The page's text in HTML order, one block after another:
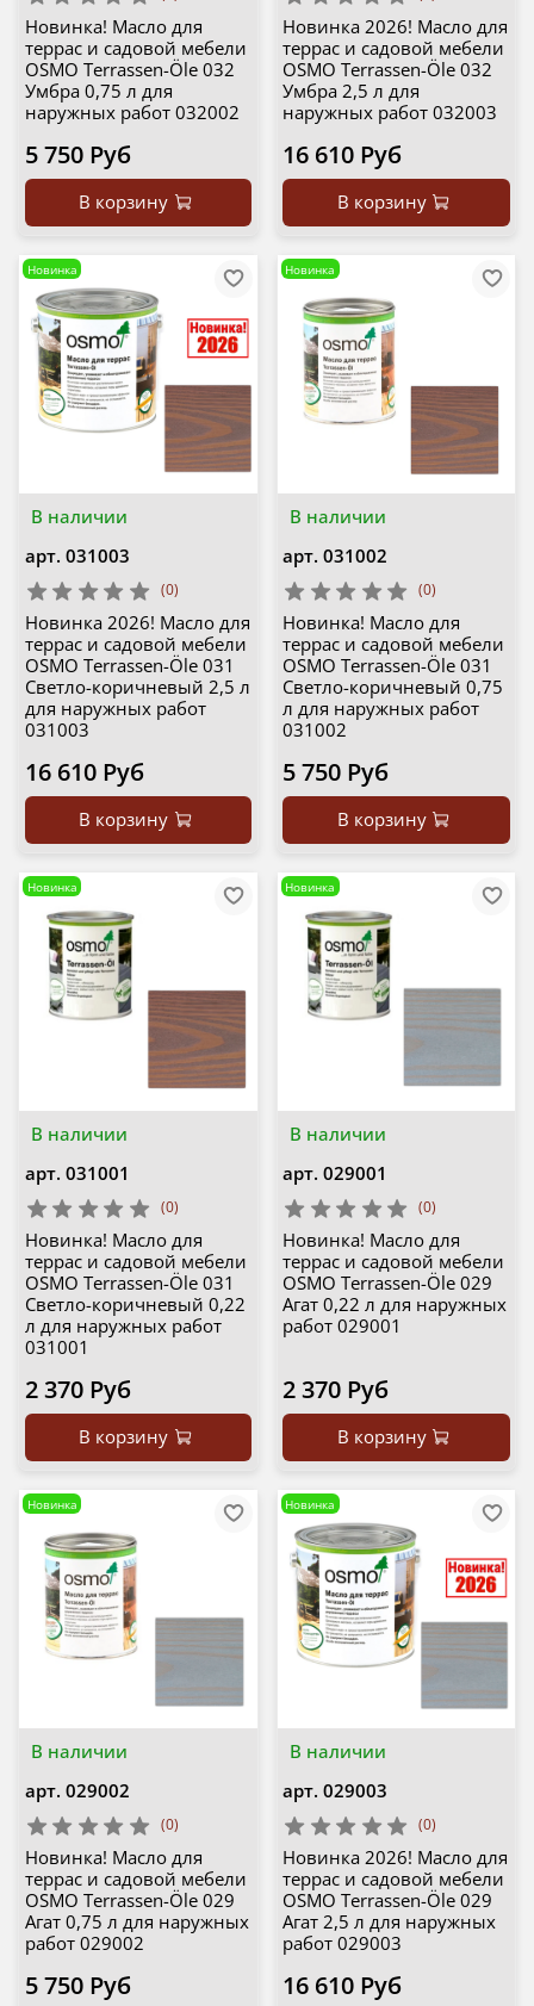
Новинка! Масло для
террас и садовой мебели
OSMO Terrassen-Öle 032
Умбра 0,75 л для
наружных работ 032002
5 750 Руб
В корзину
Новинка 2026! Масло для
террас и садовой мебели
OSMO Terrassen-Öle 032
Умбра 2,5 л для
наружных работ 032003
16 610 Руб
В корзину
В наличии
Новинка
арт. 031003
(0)
Новинка 2026! Масло для
террас и садовой мебели
OSMO Terrassen-Öle 031
Светло-коричневый 2,5 л
для наружных работ
031003
16 610 Руб
В корзину
В наличии
Новинка
арт. 031002
(0)
Новинка! Масло для
террас и садовой мебели
OSMO Terrassen-Öle 031
Светло-коричневый 0,75
л для наружных работ
031002
5 750 Руб
В корзину
В наличии
Новинка
арт. 031001
(0)
Новинка! Масло для
террас и садовой мебели
OSMO Terrassen-Öle 031
Светло-коричневый 0,22
л для наружных работ
031001
2 370 Руб
В корзину
В наличии
Новинка
арт. 029001
(0)
Новинка! Масло для
террас и садовой мебели
OSMO Terrassen-Öle 029
Агат 0,22 л для наружных
работ 029001
2 370 Руб
В корзину
В наличии
Новинка
арт. 029002
(0)
Новинка! Масло для
террас и садовой мебели
OSMO Terrassen-Öle 029
Агат 0,75 л для наружных
работ 029002
5 750 Руб
В наличии
Новинка
арт. 029003
(0)
Новинка 2026! Масло для
террас и садовой мебели
OSMO Terrassen-Öle 029
Агат 2,5 л для наружных
работ 029003
16 610 Руб